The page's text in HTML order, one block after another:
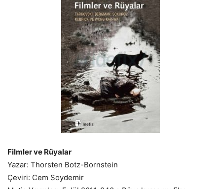
Filmler ve Rüyalar
Yazar: Thorsten Botz-Bornstein
Çeviri: Cem Soydemir